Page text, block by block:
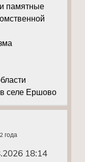
памятные
селе Ершово
года
18:14